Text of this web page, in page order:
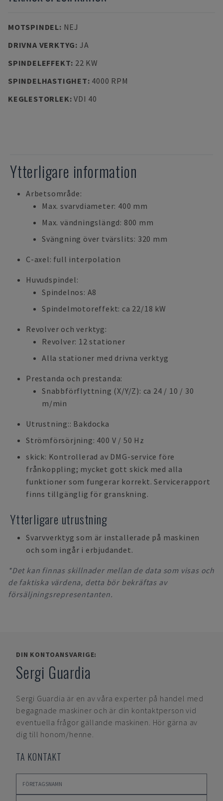
MOTSPINDEL: NEJ
DRIVNA VERKTYG: JA
SPINDELEFFEKT: 22 KW
SPINDELHASTIGHET: 4000 RPM
KEGLESTORLEK:VDI 40
Ytterligare information
Arbetsområde:
Max. svarvdiameter: 400 mm
Max. vändningslängd: 800 mm
Svängning över tvärslits: 320 mm
C-axel: full interpolation
Huvudspindel:
Spindelnos: A8
Spindelmotoreffekt: ca 22/18 kW
Revolver och verktyg:
Revolver: 12 stationer
Alla stationer med drivna verktyg
Prestanda och prestanda:
Snabbförflyttning (X/Y/Z): ca 24 / 10 / 30
m/min
Utrustning:: Bakdocka
Strömförsörjning: 400 V / 50 Hz
skick: Kontrollerad av DMG-service före
frånkoppling; mycket gott skick med alla
funktioner som fungerar korrekt. Servicerapport
finns tillgänglig för granskning.
Ytterligare utrustning
Svarvverktyg som är installerade på maskinen
och som ingår i erbjudandet.
*Det kan finnas skillnader mellan de data som visas och
de faktiska värdena, detta bör bekräftas av
försäljningsrepresentanten.
DIN KONTOANSVARIGE:
Sergi Guardia
Sergi Guardia är en av våra experter på handel med
begagnade maskiner och är din kontaktperson vid
eventuella frågor gällande maskinen. Hör gärna av
dig till honom/henne.
TA KONTAKT